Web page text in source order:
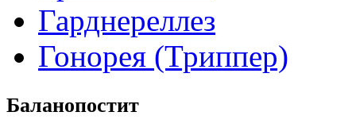
Гарднереллез
Гонорея (Триппер)
Баланопостит